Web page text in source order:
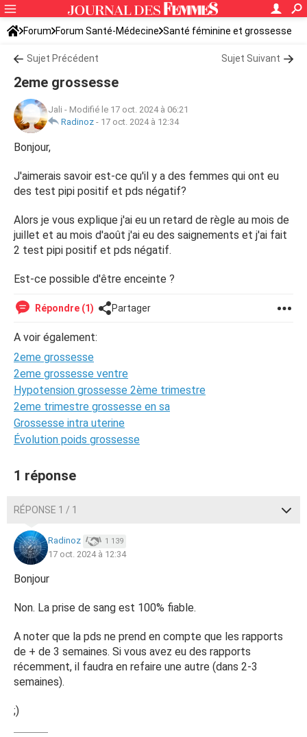
Forum Forum Santé-Médecine Santé féminine et grossesse
Tomber enceinte
Sujet Précédent Sujet Suivant
2eme grossesse
Jali - Modifié le 17 oct. 2024 à 06:21
Radinoz - 17 oct. 2024 à 12:34
Bonjour,
J'aimerais savoir est-ce qu'il y a des femmes qui ont eu
des test pipi positif et pds négatif?
Alors je vous explique j'ai eu un retard de règle au mois de
juillet et au mois d'août j'ai eu des saignements et j'ai fait
2 test pipi positif et pds négatif.
Est-ce possible d'être enceinte ?
Répondre (1) Partager
A voir également:
2eme grossesse
2eme grossesse ventre
Hypotension grossesse 2ème trimestre
2eme trimestre grossesse en sa
Grossesse intra uterine
Évolution poids grossesse
1 réponse
RÉPONSE 1 / 1
Radinoz 1 139
17 oct. 2024 à 12:34
Bonjour
Non. La prise de sang est 100% fiable.
A noter que la pds ne prend en compte que les rapports
de + de 3 semaines. Si vous avez eu des rapports
récemment, il faudra en refaire une autre (dans 2-3
semaines).
;)